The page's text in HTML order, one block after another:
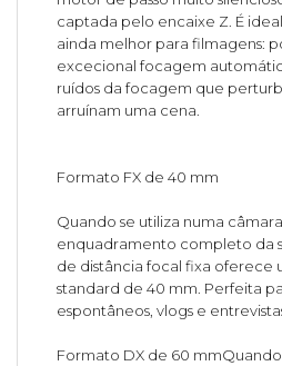
captada pelo encaixe Z. É
ainda melhor para filmagens:
excecional focagem
ruídos da focagem que
arruínam uma cena.
Formato FX de 40 mm
Quando se utiliza numa
enquadramento completo da
de distância focal fixa oferece
standard de 40 mm. Perfeita
espontâneos, vlogs e
Formato DX de 60